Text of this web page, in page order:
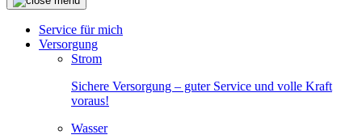
Service für mich
Versorgung
Strom
Sichere Versorgung – guter Service und volle Kraft
voraus!
Wasser